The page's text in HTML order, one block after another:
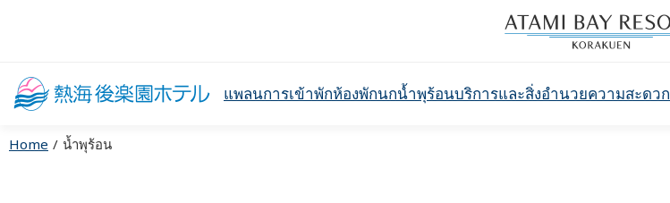
แพลนการเข้าพักห้องพักนกน้ำพุร้อนบริการและสิ่งอำนวยความสะดวก
Home น้ำพุร้อน